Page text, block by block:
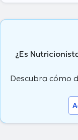
¿Es
Descubra cómo